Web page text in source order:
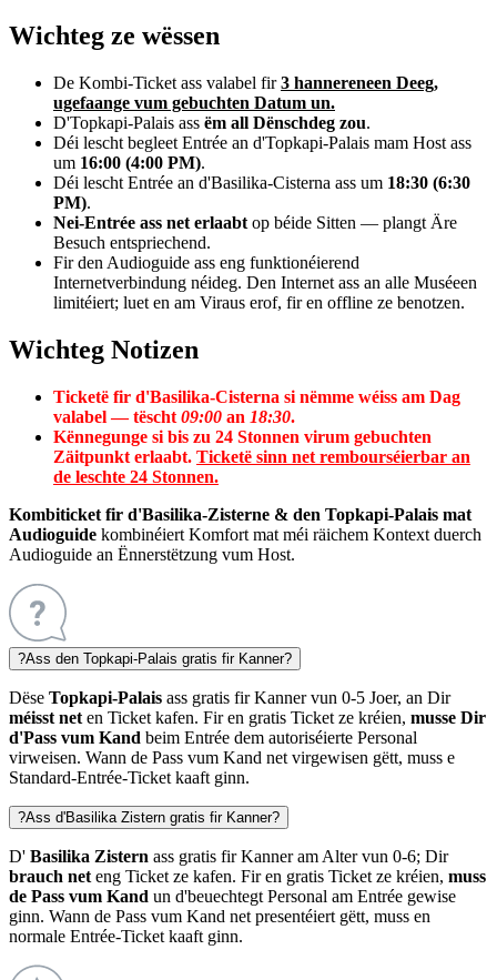
Wichteg ze wëssen
De Kombi-Ticket ass valabel fir3 hannereneen Deeg,
ugefaange vum gebuchten Datum un.
D'Topkapi-Palais ass ëm all Dënschdeg zou.
Déi lescht begleet Entrée an d'Topkapi-Palais mam Host ass
um 16:00 (4:00 PM).
Déi lescht Entrée an d'Basilika-Cisterna ass um 18:30 (6:30
PM).
Nei-Entrée ass net erlaabt op béide Sitten — plangt Äre
Besuch entspriechend.
Fir den Audioguide ass eng funktionéierend
Internetverbindung néideg. Den Internet ass an alle Muséeen
limitéiert; luet en am Viraus erof, fir en offline ze benotzen.
Wichteg Notizen
Ticketë fir d'Basilika-Cisterna si nëmme wéiss am Dag
valabel — tëscht 09:00 an 18:30.
Kënnegunge si bis zu 24 Stonnen virum gebuchten
Zäitpunkt erlaabt. Ticketë sinn net rembourséierbar an
de leschte 24 Stonnen.
Kombiticket fir d'Basilika-Zisterne & den Topkapi-Palais mat
Audioguide kombinéiert Komfort mat méi räichem Kontext duerch
Audioguide an Ënnerstëtzung vum Host.
?Ass den Topkapi-Palais gratis fir Kanner?
Dëse Topkapi-Palais ass gratis fir Kanner vun 0-5 Joer, an Dir
méisst net en Ticket kafen. Fir en gratis Ticket ze kréien, musse Dir
d'Pass vum Kand beim Entrée dem autoriséierte Personal
virweisen. Wann de Pass vum Kand net virgewisen gëtt, muss e
Standard-Entrée-Ticket kaaft ginn.
?Ass d'Basilika Zistern gratis fir Kanner?
D' Basilika Zistern ass gratis fir Kanner am Alter vun 0-6; Dir
brauch net eng Ticket ze kafen. Fir en gratis Ticket ze kréien, muss
de Pass vum Kand un d'beuechtegt Personal am Entrée gewise
ginn. Wann de Pass vum Kand net presentéiert gëtt, muss en
normale Entrée-Ticket kaaft ginn.